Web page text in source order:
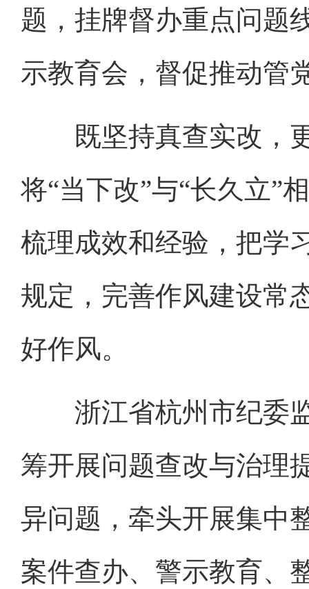
题，挂牌督办重点问题
示教育会，督促推动管
既坚持真查实改，更
将“当下改”与“长久立”
梳理成效和经验，把学
规定，完善作风建设常
好作风。
浙江省杭州市纪委监
筹开展问题查改与治理
异问题，牵头开展集中
案件查办、警示教育、